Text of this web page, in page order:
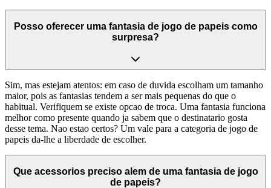
Posso oferecer uma fantasia de jogo de papeis como
surpresa?
Sim, mas estejam atentos: em caso de duvida escolham um tamanho
maior, pois as fantasias tendem a ser mais pequenas do que o
habitual. Verifiquem se existe opcao de troca. Uma fantasia funciona
melhor como presente quando ja sabem que o destinatario gosta
desse tema. Nao estao certos? Um vale para a categoria de jogo de
papeis da-lhe a liberdade de escolher.
Que acessorios preciso alem de uma fantasia de jogo
de papeis?